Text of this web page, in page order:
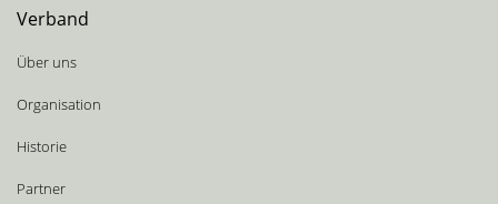
Verband
Über uns
Organisation
Historie
Partner